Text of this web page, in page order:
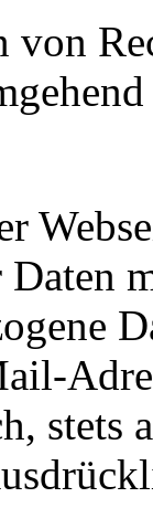
von
Daten
stets